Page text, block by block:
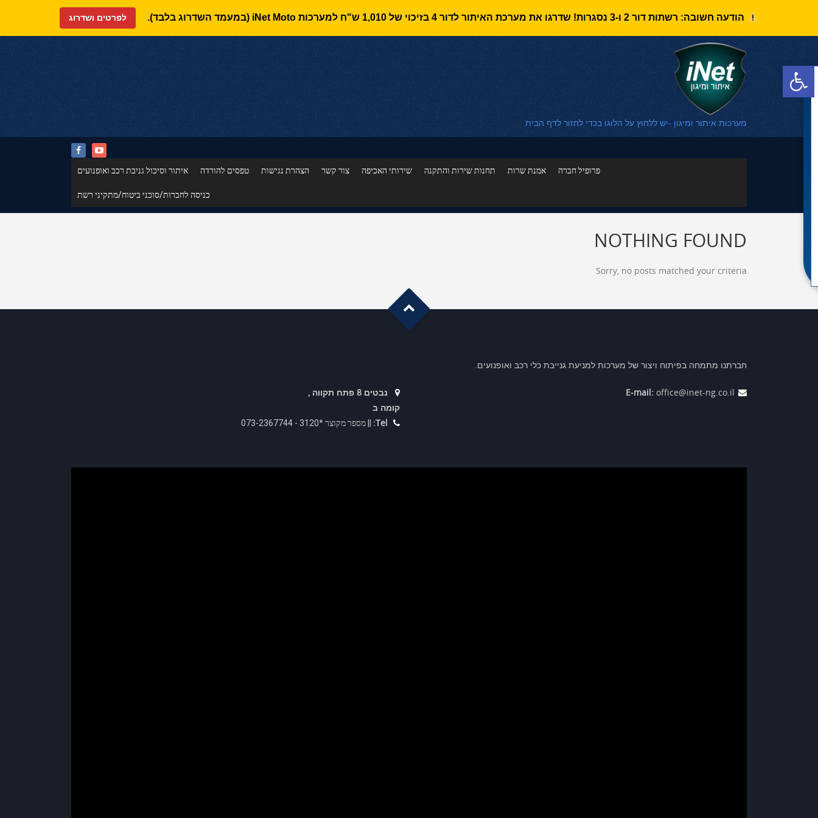
פתח סרגל נגישות
הודעה חשובה: רשתות דור 2 ו-3 נסגרות! שדרגו את מערכת האיתור לדור 4 בזיכוי של 1,010 ש"ח למערכות iNet Moto (במעמד השדרוג בלבד). לפרטים ושדרוג
מערכות איתור ומיגון -יש ללחוץ על הלוגו בכדי לחזור לדף הבית
פרופיל חברה אמנת שרות תחנות שירות והתקנה שירותי האכיפה צור קשר הצהרת נגישות טפסים להורדה איתור וסיכול גניבת רכב ואופנועים
כניסה לחברות/סוכני ביטוח/מתקיני רשת
NOTHING FOUND
Sorry, no posts matched your criteria
חברתנו מתמחה בפיתוח ויצור של מערכות למניעת גנייבת כלי רכב ואופנועים.
נבטים 8 פתח תקווה ,
קומה ב
Tel:
|| מספר מקוצר *3120 - 073-2367744
E-mail: office@inet-ng.co.il
G
o
t
o
T
o
p